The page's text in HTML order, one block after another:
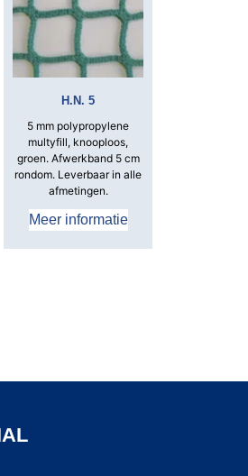
H.N. 5
5 mm polypropylene
multyfill, knooploos,
groen. Afwerkband 5 cm
rondom. Leverbaar in alle
afmetingen.
Meer informatie